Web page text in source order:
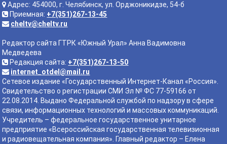
Адрес: 454000, г. Челябинск, ул. Орджоникидзе, 54-б
Приемная: +7(351)267-13-45
cheltv@cheltv.ru
Редактор сайта ГТРК «Южный Урал» Анна Вадимовна
Медведева
Редакция сайта: +7(351)267-13-50
internet_otdel@mail.ru
Сетевое издание «Государственный Интернет-Канал «Россия».
Свидетельство о регистрации СМИ Эл № ФС 77-59166 от
22.08.2014. Выдано Федеральной службой по надзору в сфере
связи, информационных технологий и массовых коммуникаций.
Учредитель – федеральное государственное унитарное
предприятие «Всероссийская государственная телевизионная
и радиовещательная компания». Главный редактор – Елена